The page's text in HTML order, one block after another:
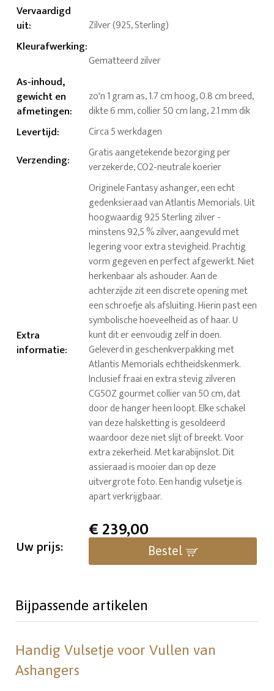
Vervaardigd
uit: Zilver (925, Sterling)
Kleurafwerking:
Gematteerd zilver
As-inhoud,
gewicht en
afmetingen:
zo'n 1 gram as, 1.7 cm hoog, 0.8 cm breed,
dikte 6 mm, collier 50 cm lang, 2.1 mm dik
Levertijd: Circa 5 werkdagen
Verzending:
Gratis aangetekende bezorging per
verzekerde, CO2-neutrale koerier
Extra
informatie:
Originele Fantasy ashanger, een echt
gedenksieraad van Atlantis Memorials. Uit
hoogwaardig 925 Sterling zilver -
minstens 92,5 % zilver, aangevuld met
legering voor extra stevigheid. Prachtig
vorm gegeven en perfect afgewerkt. Niet
herkenbaar als ashouder. Aan de
achterzijde zit een discrete opening met
een schroefje als afsluiting. Hierin past een
symbolische hoeveelheid as of haar. U
kunt dit er eenvoudig zelf in doen.
Geleverd in geschenkverpakking met
Atlantis Memorials echtheidskenmerk.
Inclusief fraai en extra stevig zilveren
CG50Z gourmet collier van 50 cm, dat
door de hanger heen loopt. Elke schakel
van deze halsketting is gesoldeerd
waardoor deze niet slijt of breekt. Voor
extra zekerheid. Met karabijnslot. Dit
assieraad is mooier dan op deze
uitvergrote foto. Een handig vulsetje is
apart verkrijgbaar.
Uw prijs:
€239,00
Bestel
Bijpassende artikelen
Handig Vulsetje voor Vullen van
Ashangers